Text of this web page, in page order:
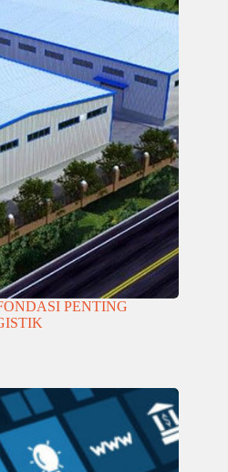
PENTING